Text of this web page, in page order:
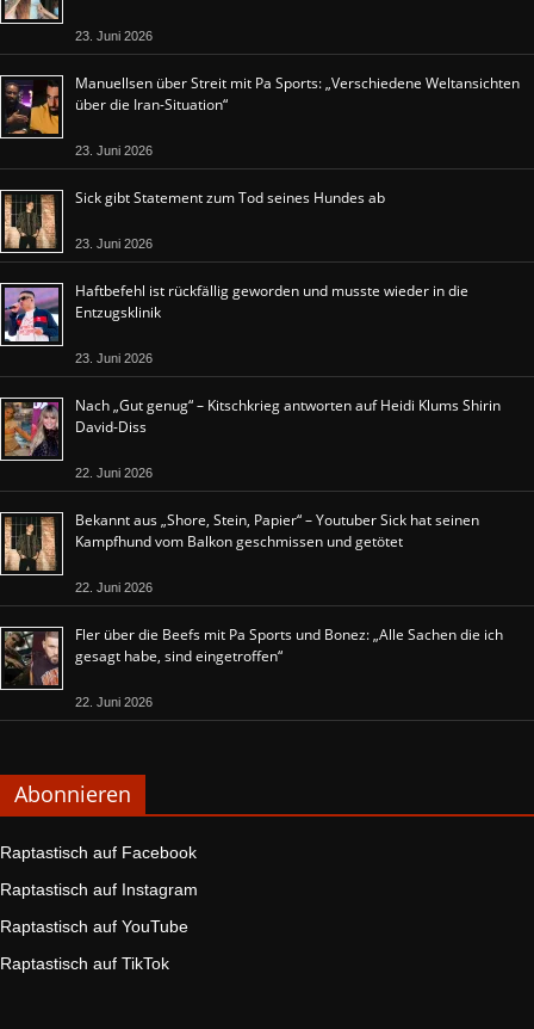
23. Juni 2026
Manuellsen über Streit mit Pa Sports: „Verschiedene Weltansichten
über die Iran-Situation“
23. Juni 2026
Sick gibt Statement zum Tod seines Hundes ab
23. Juni 2026
Haftbefehl ist rückfällig geworden und musste wieder in die
Entzugsklinik
23. Juni 2026
Nach „Gut genug“ – Kitschkrieg antworten auf Heidi Klums Shirin
David-Diss
22. Juni 2026
Bekannt aus „Shore, Stein, Papier“ – Youtuber Sick hat seinen
Kampfhund vom Balkon geschmissen und getötet
22. Juni 2026
Fler über die Beefs mit Pa Sports und Bonez: „Alle Sachen die ich
gesagt habe, sind eingetroffen“
22. Juni 2026
Abonnieren
Raptastisch auf Facebook
Raptastisch auf Instagram
Raptastisch auf YouTube
Raptastisch auf TikTok